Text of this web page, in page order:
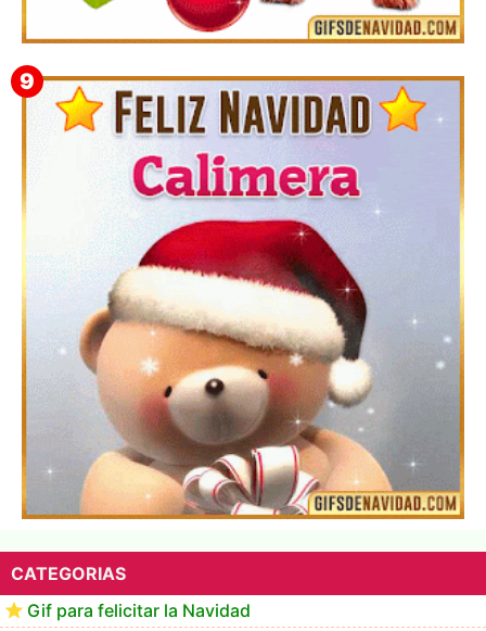
▷ Los Mejores Fondos de pantalla de feliz navidad
2022 📖
CATEGORIAS
Gif para felicitar la Navidad